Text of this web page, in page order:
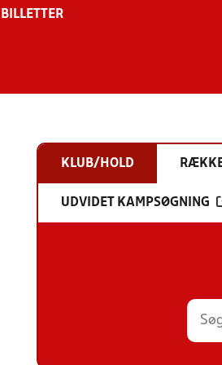
BILLETTER
KLUB/HOLD
UDVIDET KAMPSØGNING